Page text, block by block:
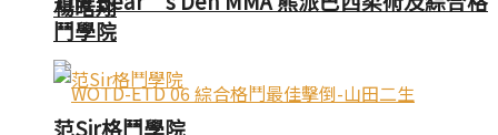
鬥學院
范Sir格鬥學院